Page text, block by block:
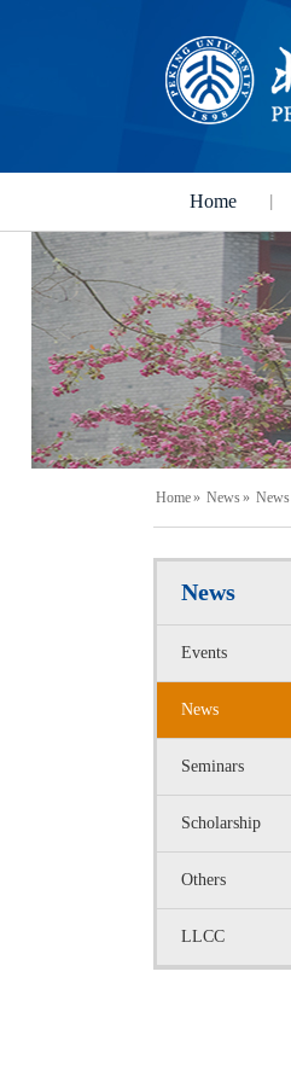
Home
Home» News» News
News
Events
News
Seminars
Scholarship
Others
LLCC